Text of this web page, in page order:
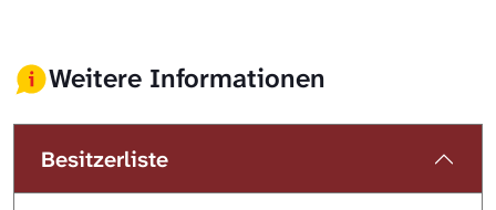
Weitere Informationen
Besitzerliste